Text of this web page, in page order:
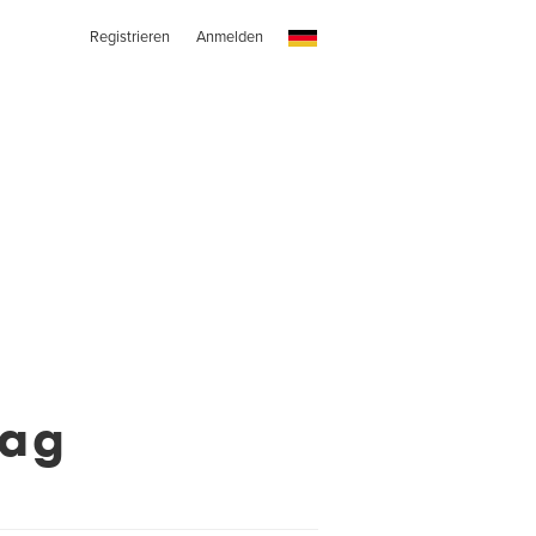
Registrieren Anmelden